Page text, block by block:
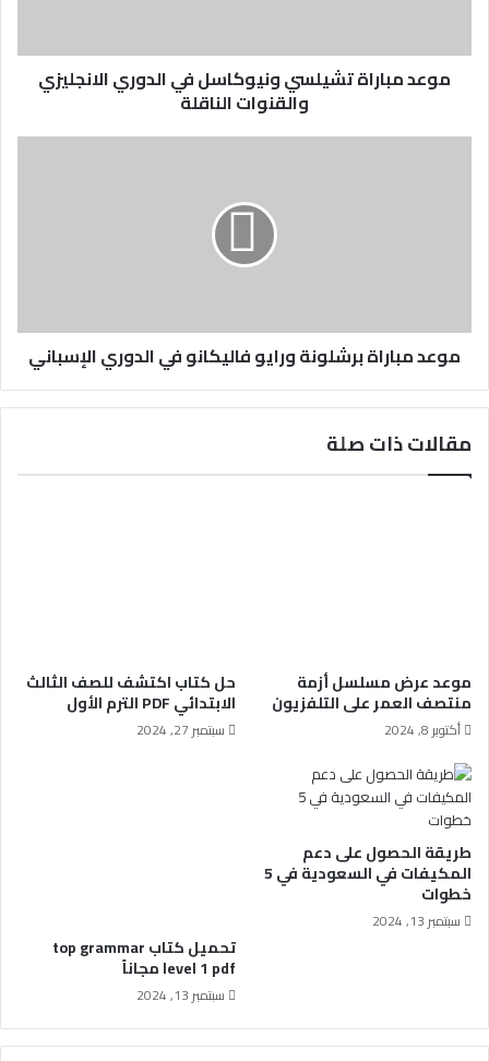
موعد مباراة تشيلسي ونيوكاسل في الدوري الانجليزي
والقنوات الناقلة
موعد مباراة برشلونة ورايو فاليكانو في الدوري الإسباني
مقالات ذات صلة
موعد عرض مسلسل أزمة
منتصف العمر على التلفزيون
أكتوبر 8, 2024
حل كتاب اكتشف للصف الثالث
الابتدائي PDF الترم الأول
سبتمبر 27, 2024
طريقة الحصول على دعم
المكيفات في السعودية في 5
خطوات
سبتمبر 13, 2024
تحميل كتاب top grammar
level 1 pdf مجاناً
سبتمبر 13, 2024